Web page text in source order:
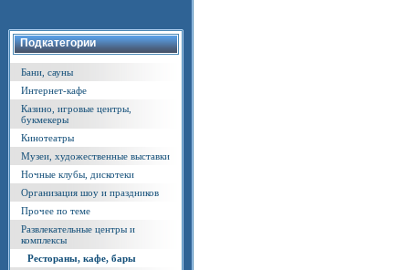
Подкатегории
Бани, сауны
Интернет-кафе
Казино, игровые центры,
букмекеры
Кинотеатры
Музеи, художественные выставки
Ночные клубы, дискотеки
Организация шоу и праздников
Прочее по теме
Развлекательные центры и
комплексы
Рестораны, кафе, бары